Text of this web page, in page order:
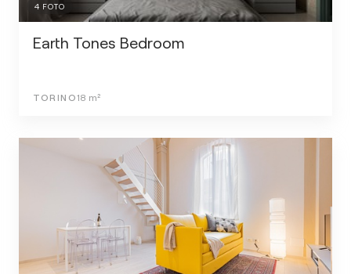
4 FOTO
Earth Tones Bedroom
TORINO18 m²